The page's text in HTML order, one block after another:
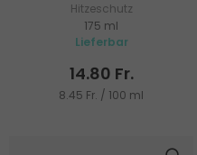
Hitzeschutz
175 ml
Lieferbar
14.80 Fr.
8.45 Fr. / 100 ml